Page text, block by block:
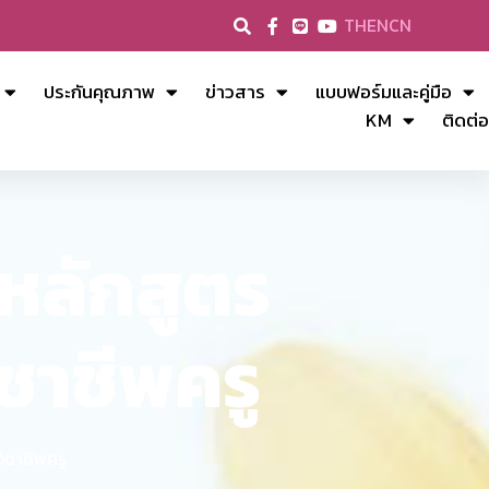
THENCN
ประกันคุณภาพ ข่าวสาร
แบบฟอร์มและคู่มือ
KM
ติดต่อ
าชีพครู